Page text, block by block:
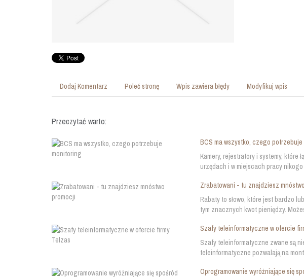
Dodaj Komentarz Poleć stronę Wpis zawiera błędy Modyfikuj wpis
Przeczytać warto:
BCS ma wszystko, czego
Kamery, rejestratory i systemy,
urzędach i w miejscach pracy
Zrabatowani - tu znajdziesz
Rabaty to słowo, które jest bardzo
tym znacznych kwot pieniędzy.
Szafy teleinformatyczne w ofercie
Szafy teleinformatyczne zwane są
teleinformatyczne pozwalają na
Oprogramowanie wyróżniające się